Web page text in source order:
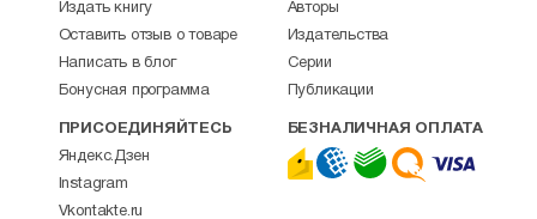
Издать книгу
Оставить отзыв о товаре
Написать в блог
Бонусная программа
Авторы
Издательства
Серии
Публикации
ПРИСОЕДИНЯЙТЕСЬ
Яндекс.Дзен
Instagram
Vkontakte.ru
БЕЗНАЛИЧНАЯ ОПЛАТА